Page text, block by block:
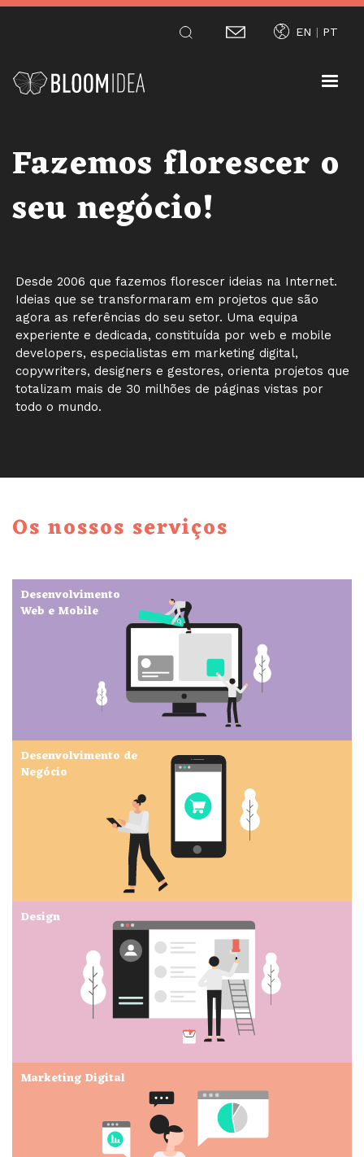
para
EN PT
Fazemos florescer o
seu negócio!
Desde 2006 que fazemos florescer ideias na Internet.
Ideias que se transformaram em projetos que são
agora as referências do seu setor. Uma equipa
experiente e dedicada, constituída por web e mobile
developers, especialistas em marketing digital,
copywriters, designers e gestores, orienta projetos que
totalizam mais de 30 milhões de páginas vistas por
todo o mundo.
Os nossos serviços
Desenvolvimento
Web e Mobile
Desenvolvimento de
Negócio
Design
Marketing Digital